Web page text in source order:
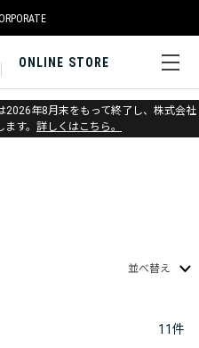
ONLINE STORE
2026年8月末をもって終了し、株式会社
す。 詳しくはこちら。
クパック & バッグ
並べ替え
11件